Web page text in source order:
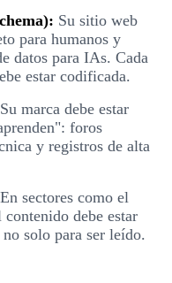
Su sitio web
para humanos y
datos para IAs. Cada
estar codificada.
Su marca debe estar
foros
y registros de alta
En sectores como el
debe estar
solo para ser leído.